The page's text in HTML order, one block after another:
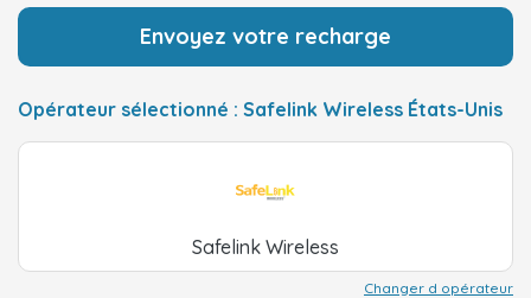
Envoyez votre recharge
Opérateur sélectionné : Safelink Wireless États-Unis
Safelink Wireless
Changer d opérateur